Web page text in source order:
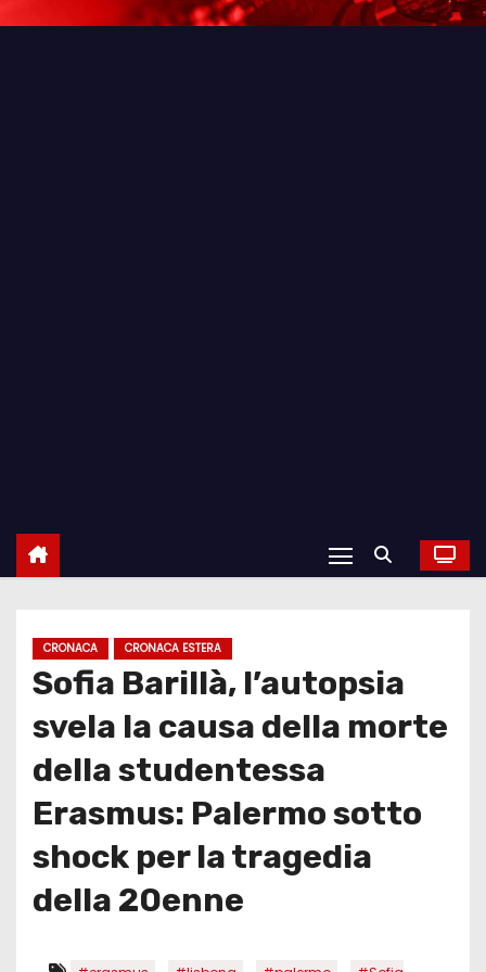
CRONACA CRONACA ESTERA
Sofia Barillà, l’autopsia
svela la causa della morte
della studentessa
Erasmus: Palermo sotto
shock per la tragedia
della 20enne